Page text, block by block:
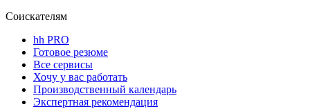
Соискателям
hh PRO
Готовое резюме
Все сервисы
Хочу у вас работать
Производственный календарь
Экспертная рекомендация